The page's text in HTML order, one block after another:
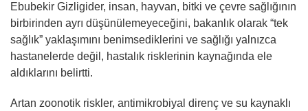
Ebubekir Gizligider, insan, hayvan, bitki ve çevre sağlığının
birbirinden ayrı düşünülemeyeceğini, bakanlık olarak “tek
sağlık” yaklaşımını benimsediklerini ve sağlığı yalnızca
hastanelerde değil, hastalık risklerinin kaynağında ele
aldıklarını belirtti.
Artan zoonotik riskler, antimikrobiyal direnç ve su kaynaklı